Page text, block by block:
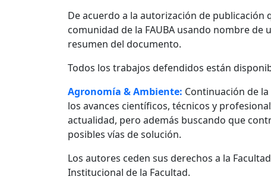
De acuerdo a la autorización de
comunidad de la FAUBA usando nombre de
resumen del documento.
Todos los trabajos defendidos están
Agronomía & Ambiente: Continuación de la
los avances científicos, técnicos y
actualidad, pero además buscando que
posibles vías de solución.
Los autores ceden sus derechos a la
Institucional de la Facultad.